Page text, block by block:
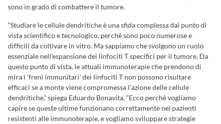
sono in grado di combattere il tumore.
“Studiare le cellule dendritiche è una sfida complessa dal punto di
vista scientifico e tecnologico, perché sono poco numerose e
difficili da coltivare in vitro. Ma sappiamo che svolgono un ruolo
essenziale nell’espansione dei linfociti T specifici per il tumore. Da
questo punto di vista, le attuali immunoterapie che prendono di
mira i ‘freni immunitari’ dei linfociti T non possono risultare
efficaci se a monte viene compromessa l’azione delle cellule
dendritiche,” spiega Eduardo Bonavita. “Ecco perché vogliamo
capire se queste ultime funzionano correttamente nei pazienti
resistenti alle immunoterapie, e vogliamo sviluppare strategie